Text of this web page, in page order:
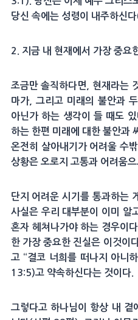
당신 속에는 성령이 내주하신
2. 지금 내 현재에서 가장 중요
조금만 솔직하다면, 현재라는
마가, 그리고 미래의 불안과
아닌가 하는 생각이 들 때도
하는 한편 미래에 대한 불안과
온전히 살아내기가 어려울 수
상황은 오로지 고통과 어려움
단지 어려운 시기를 통과하는
사실은 우리 대부분이 이미 알
혼자 헤쳐나가야 하는 경우이
한 가장 중요한 진실은 이것이
고 “결코 너희를 떠나지 아니
13:5)고 약속하신다는 것이다.
그렇다고 하나님이 항상 내 곁